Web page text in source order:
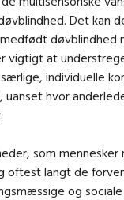
Det kan
døvblindhed
vigtigt at
individuelle
hvor
som mennesker
oftest langt de
og